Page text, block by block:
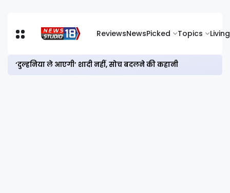
ReviewsNewsPicked Topics Living
‘दुल्हनिया ले आएगी’ शादी नहीं, सोच बदलने की कहानी